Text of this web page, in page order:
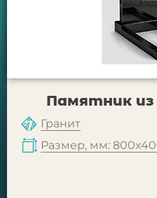
Памятник
Гранит
Размер, мм: